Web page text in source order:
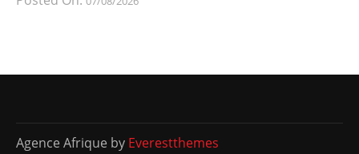
Agence Afrique by Everestthemes